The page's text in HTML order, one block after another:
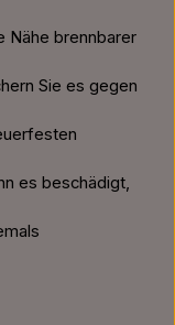
Nähe brennbarer
Sie es gegen
es beschädigt,